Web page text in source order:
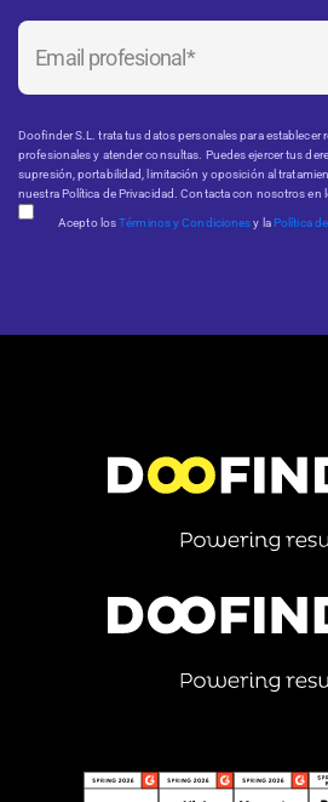
Doofinder S.L. trata tus datos personales para establecer
profesionales y atender consultas. Puedes ejercer tus
supresión, portabilidad, limitación y oposición al
nuestra Política de Privacidad. Contacta con nosotros en
Acepto losTérminos y Condicionesy la Política